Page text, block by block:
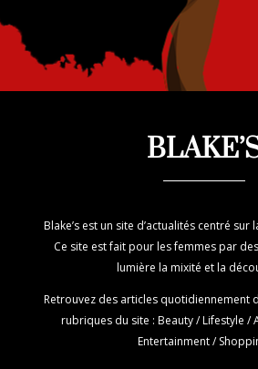
Blake’s est un site d’actualités centré
Ce site est fait pour les femmes par
lumière la mixité et la
Retrouvez des articles quotidiennement
rubriques du site : Beauty / Lifestyle /
Entertainment /